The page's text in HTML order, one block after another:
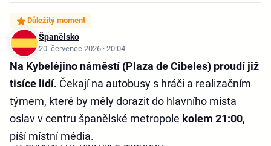
Důležitý moment
Španělsko
20. července 2026 · 20:04
Na Kybeléjino náměstí (Plaza de Cibeles) proudí již
tisíce lidí. Čekají na autobusy s hráči a realizačním
týmem, které by měly dorazit do hlavního místa
oslav v centru španělské metropole kolem 21:00,
píší místní média.